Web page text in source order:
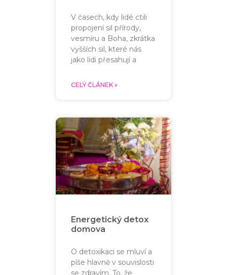
V časech, kdy lidé ctili
propojení sil přírody,
vesmíru a Boha, zkrátka
vyšších sil, které nás
jako lidi přesahují a
CELÝ ČLÁNEK »
Energetický detox
domova
O detoxikaci se mluví a
píše hlavně v souvislosti